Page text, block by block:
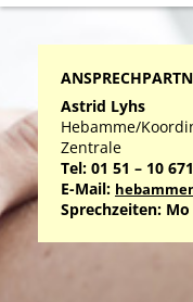
Astrid Lyhs
Hebamme/
Zentrale
Tel: 01 51 – 10
E-Mail:
Sprechzeiten: Mo